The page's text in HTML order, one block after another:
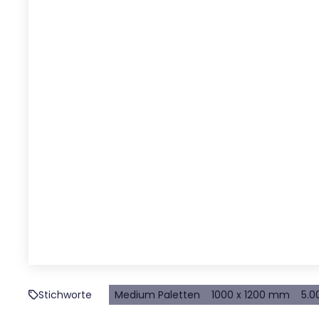
Stichworte Medium Paletten 1000 x 1200 mm